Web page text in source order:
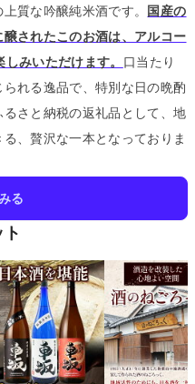
質な吟醸純米酒です。 国産の
されたこのお酒は、アルコー
みいただけます。 口当たり
れる逸品で、特別な日の晩酌
るさと納税の返礼品として、地
、贅沢な一本となっておりま
る